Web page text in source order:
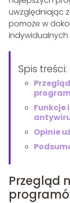
uwzględniając
pomoże w
indywidualnych
Spis treści:
Funkcje
Opinie
Przegląd